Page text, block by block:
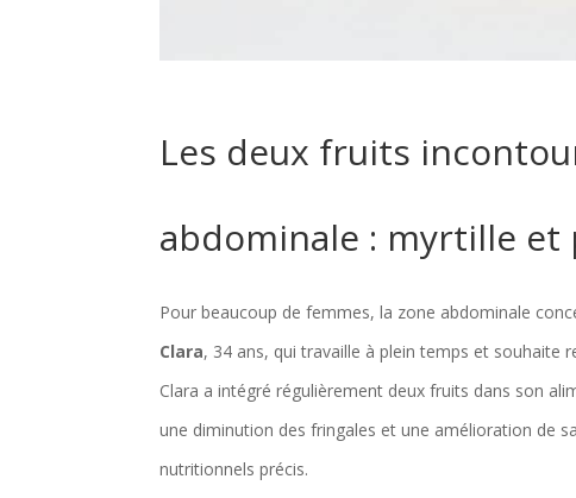
Les deux fruits
abdominale : myrtille et
Pour beaucoup de femmes, la zone abdominale
Clara, 34 ans, qui travaille à plein temps et souhaite
Clara a intégré régulièrement deux fruits dans son
une diminution des fringales et une amélioration de
nutritionnels précis.